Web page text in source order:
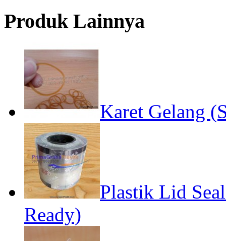
Produk Lainnya
Karet Gelang
Plastik Lid
Ready)